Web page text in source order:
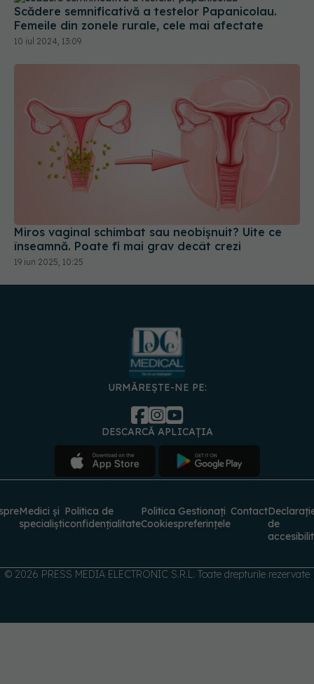
Scădere semnificativă a testelor Papanicolau.
Femeile din zonele rurale, cele mai afectate
10 iul 2024, 13:09
Miros vaginal schimbat sau neobișnuit? Uite ce
înseamnă. Poate fi mai grav decât crezi
19 iun 2025, 10:25
URMĂREȘTE-NE PE:
DESCARCĂ APLICAȚIA
Medici și
specialiști
Politica de
confidențialitate
Politica
Cookies
Gestionați
preferințele
Contact
de
© 2026 PRESS MEDIA ELECTRONIC S.R.L. Toate drepturile rezervate